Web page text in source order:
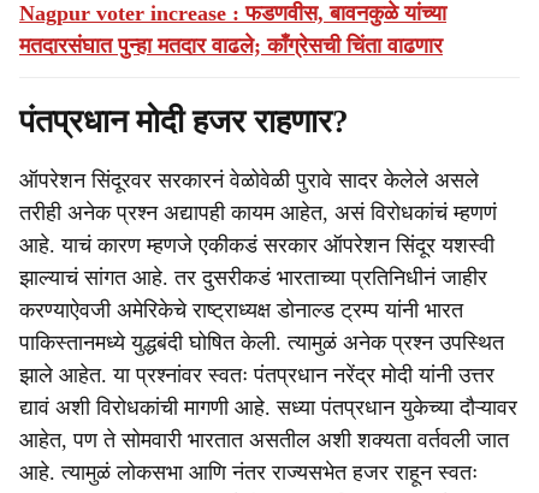
Nagpur voter increase : फडणवीस, बावनकुळे यांच्या
मतदारसंघात पुन्हा मतदार वाढले; काँग्रेसची चिंता वाढणार
पंतप्रधान मोदी हजर राहणार?
ऑपरेशन सिंदूरवर सरकारनं वेळोवेळी पुरावे सादर केलेले असले
तरीही अनेक प्रश्न अद्यापही कायम आहेत, असं विरोधकांचं म्हणणं
आहे. याचं कारण म्हणजे एकीकडं सरकार ऑपरेशन सिंदूर यशस्वी
झाल्याचं सांगत आहे. तर दुसरीकडं भारताच्या प्रतिनिधीनं जाहीर
करण्याऐवजी अमेरिकेचे राष्ट्राध्यक्ष डोनाल्ड ट्रम्प यांनी भारत
पाकिस्तानमध्ये युद्धबंदी घोषित केली. त्यामुळं अनेक प्रश्न उपस्थित
झाले आहेत. या प्रश्नांवर स्वतः पंतप्रधान नरेंद्र मोदी यांनी उत्तर
द्यावं अशी विरोधकांची मागणी आहे. सध्या पंतप्रधान युकेच्या दौऱ्यावर
आहेत, पण ते सोमवारी भारतात असतील अशी शक्यता वर्तवली जात
आहे. त्यामुळं लोकसभा आणि नंतर राज्यसभेत हजर राहून स्वतः